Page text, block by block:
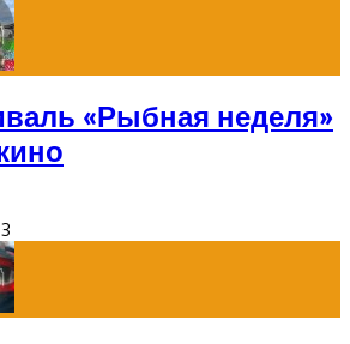
«Рыбная неделя»